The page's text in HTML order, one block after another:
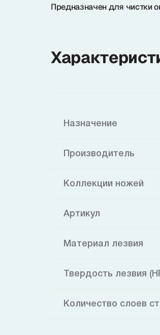
По вопросам качества
Samura в соцсетях
Предназначен для чистки
Назначение
Производитель
Коллекции ножей
Артикул
Материал лезвия
Твердость лезвия
Количество слоев